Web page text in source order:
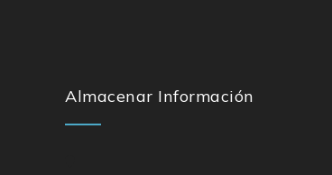
Almacenar Información